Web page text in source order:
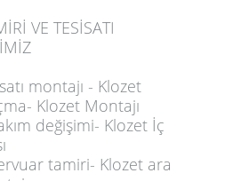
VE TESİSATI
montajı - Klozet
Klozet Montajı
değişimi- Klozet İç
tamiri- Klozet ara